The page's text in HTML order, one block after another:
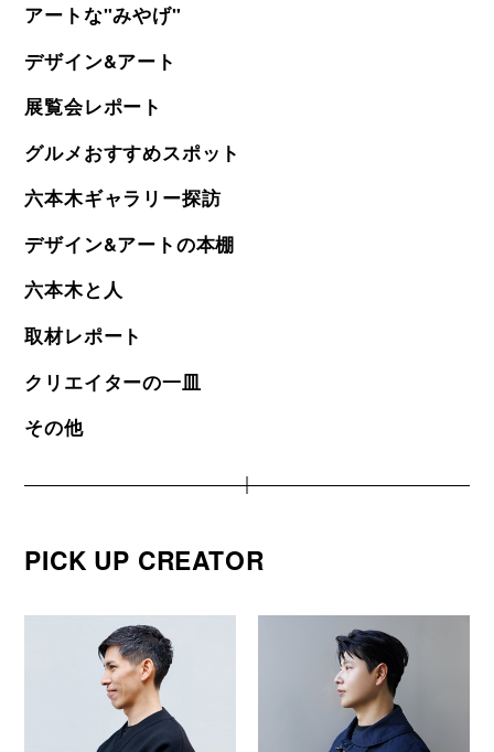
アートな"みやげ"
デザイン&アート
展覧会レポート
グルメおすすめスポット
六本木ギャラリー探訪
デザイン&アートの本棚
六本木と人
取材レポート
クリエイターの一皿
その他
PICK UP CREATOR